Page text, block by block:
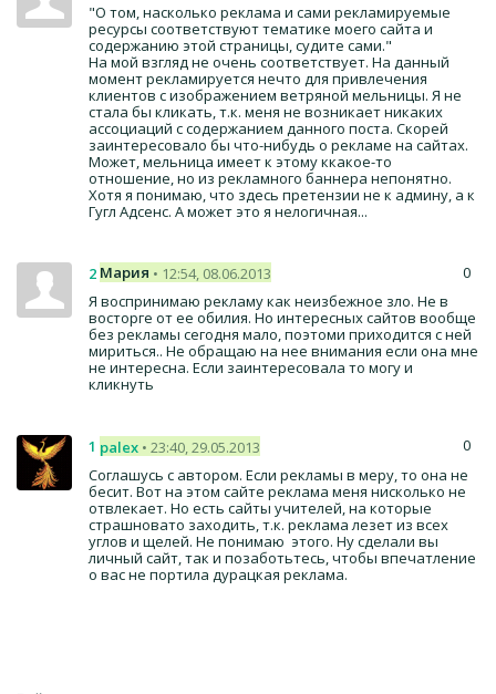
"О том, насколько реклама и сами рекламируемые
ресурсы соответствуют тематике моего сайта и
содержанию этой страницы, судите сами."
На мой взгляд не очень соответствует. На данный
момент рекламируется нечто для привлечения
клиентов с изображением ветряной мельницы. Я не
стала бы кликать, т.к. меня не возникает никаких
ассоциаций с содержанием данного поста. Скорей
заинтересовало бы что-нибудь о рекламе на сайтах.
Может, мельница имеет к этому ккакое-то
отношение, но из рекламного баннера непонятно.
Хотя я понимаю, что здесь претензии не к админу, а к
Гугл Адсенс. А может это я нелогичная...
0
2 Мария • 12:54, 08.06.2013
Я воспринимаю рекламу как неизбежное зло. Не в
восторге от ее обилия. Но интересных сайтов вообще
без рекламы сегодня мало, поэтоми приходится с ней
мириться.. Не обращаю на нее внимания если она мне
не интересна. Если заинтересовала то могу и
кликнуть
0
1 palex • 23:40, 29.05.2013
Соглашусь с автором. Если рекламы в меру, то она не
бесит. Вот на этом сайте реклама меня нисколько не
отвлекает. Но есть сайты учителей, на которые
страшновато заходить, т.к. реклама лезет из всех
углов и щелей. Не понимаю этого. Ну сделали вы
личный сайт, так и позаботьтесь, чтобы впечатление
о вас не портила дурацкая реклама.